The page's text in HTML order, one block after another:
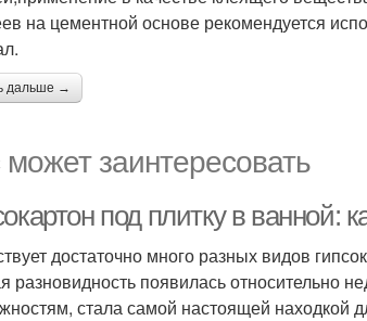
на цементной основе рекомендуется
дальше →
заинтересовать
под плитку в
достаточно много разных видов
разновидность появилась относительно
стала самой настоящей находкой